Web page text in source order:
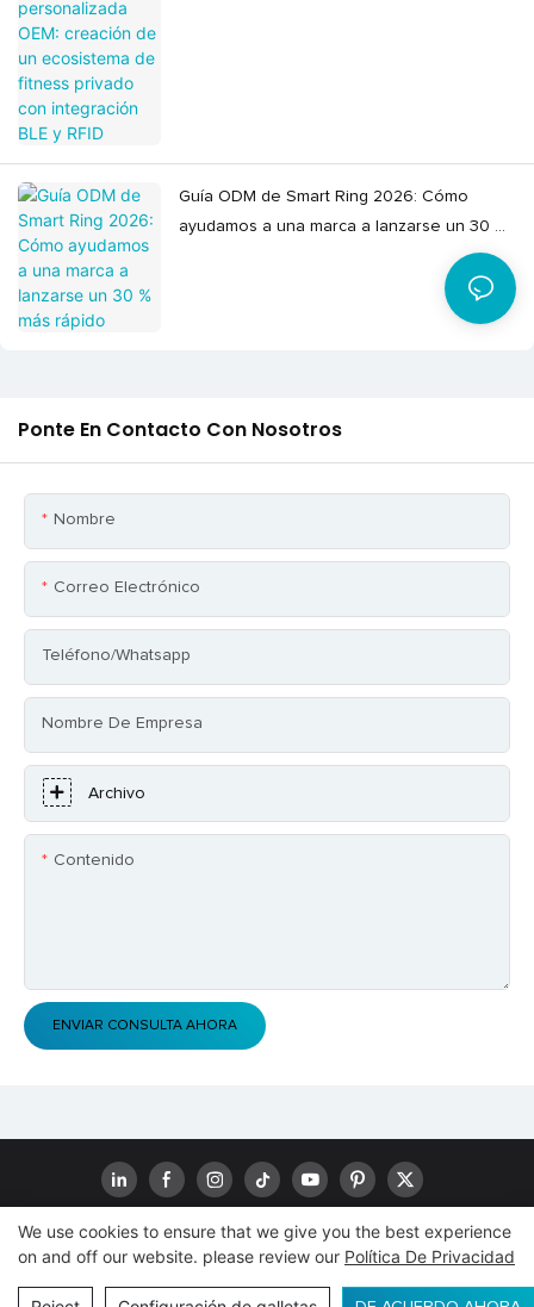
Guía ODM de Smart Ring 2026: Cómo
ayudamos a una marca a lanzarse un 30 %
Ponte En Contacto Con Nosotros
Nombre
Correo Electrónico
Teléfono/whatsapp
Nombre De Empresa
Archivo
Contenido
ENVIAR CONSULTA AHORA
Derechos de autor© 2024www.goodwaytechs.com|Mapa del
| Política de privacidad
We use cookies to ensure that we give you the best experience
on and off our website. please review our Política De Privacidad